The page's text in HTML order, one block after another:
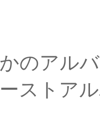
のアル
ストアル